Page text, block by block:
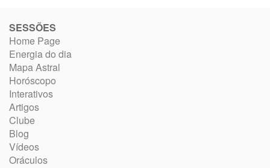
SESSÕES
Home Page
Energia do dia
Mapa Astral
Horóscopo
Interativos
Artigos
Clube
Blog
Vídeos
Oráculos